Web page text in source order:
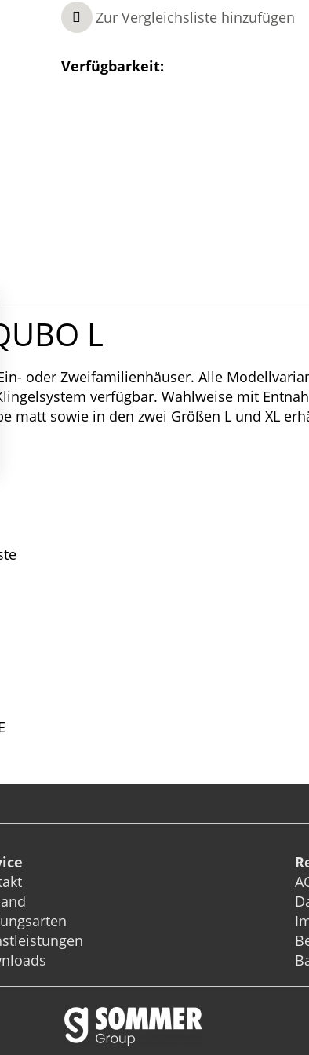
Zur Vergleichsliste hinzufügen
Verfügbarkeit:
L
oder Zweifamilienhäuser. Alle
verfügbar. Wahlweise mit
matt sowie in den zwei Größen L und XL